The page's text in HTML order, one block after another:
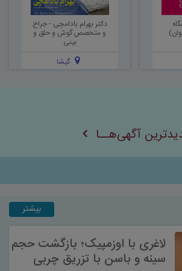
دکتر بهرام بادامچی - جراح
و متخصص گوش و حلق و
بینی
گیشا
آگهی‌هــا
بیشتر
لاغری با اوزمپیک؛ بازگشت حجم
سینه و باسن با تزریق چربی